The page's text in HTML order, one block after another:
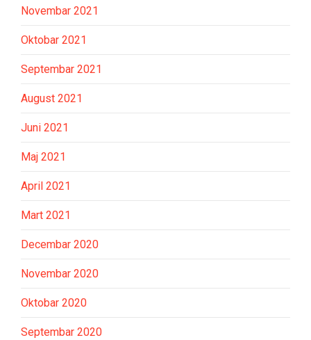
Novembar 2021
Oktobar 2021
Septembar 2021
August 2021
Juni 2021
Maj 2021
April 2021
Mart 2021
Decembar 2020
Novembar 2020
Oktobar 2020
Septembar 2020